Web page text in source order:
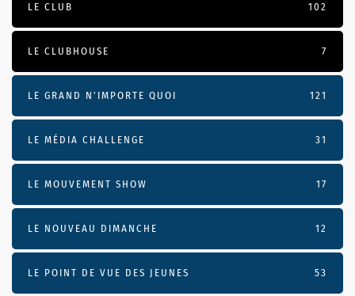
LE CLUB 102
LE CLUBHOUSE 7
LE GRAND N’IMPORTE QUOI 121
LE MÉDIA CHALLENGE 31
LE MOUVEMENT SHOW 17
LE NOUVEAU DIMANCHE 12
LE POINT DE VUE DES JEUNES 53